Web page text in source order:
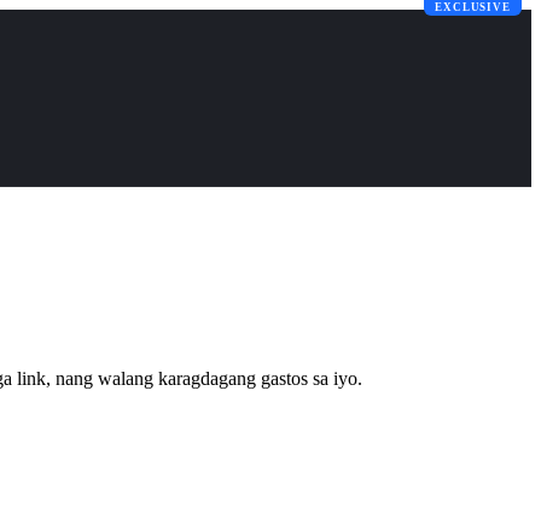
link, nang walang karagdagang gastos sa iyo.
EXCLUSIVE